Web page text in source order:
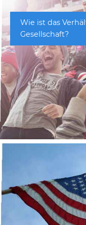
Wie ist das
Gesellschaft?